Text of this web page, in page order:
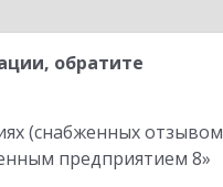
обратите
(снабженных отзывом
предприятием 8»